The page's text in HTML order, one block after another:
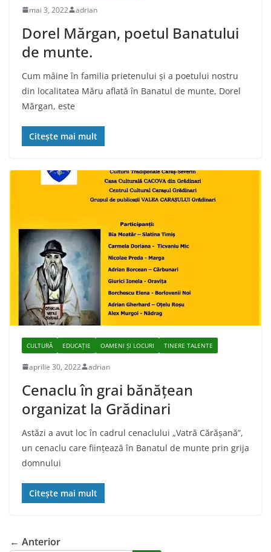
mai 3, 2022 adrian
Dorel Mărgan, poetul Banatului
de munte.
Cum mâine în familia prietenului și a poetului nostru
din localitatea Măru aflată în Banatul de munte, Dorel
Mărgan, este
Citește mai mult
CULTURĂ EDUCAȚIE OAMENI ȘI LOCURI TINERE TALENTE
aprilie 30, 2022 adrian
Cenaclu în grai bănățean
organizat la Grădinari
Astăzi a avut loc în cadrul cenaclului „Vatră Cărășană”,
un cenaclu care ființează în Banatul de munte prin grija
domnului
Citește mai mult
← Anterior